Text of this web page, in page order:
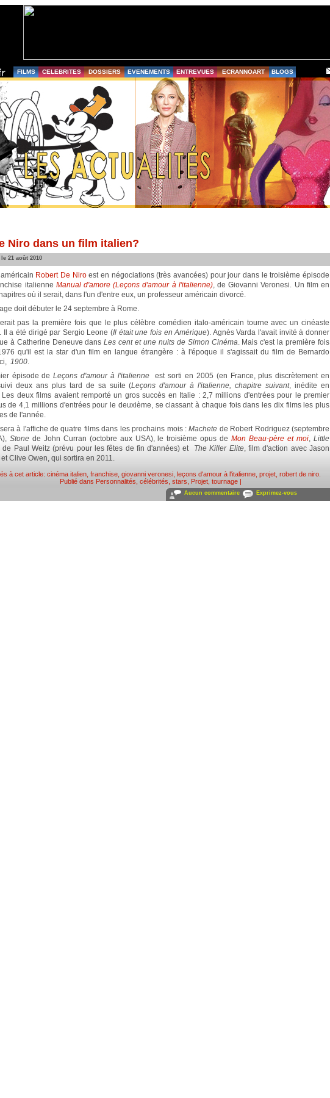
FILMS CELEBRITES DOSSIERS EVENEMENTS ENTREVUES ECRANNOART BLOGS
Niro dans un film italien?
21 août 2010
Robert De Niroest en négociations (très avancées) pour jour dans le troisième épisode
italienne Manual d'amore (Leçons d'amour à l'italienne), de Giovanni Veronesi. Un film en
où il serait, dans l'un d'entre eux, un professeur américain divorcé.
doit débuter le 24 septembre à Rome.
pas la première fois que le plus célèbre comédien italo-américain tourne avec un cinéaste
Il a été dirigé par Sergio Leone (Il était une fois en Amérique). Agnès Varda l'avait invité à donner
à Catherine Deneuve dansLes cent et une nuits de Simon Cinéma. Mais c'est la première fois
qu'il est la star d'un film en langue étrangère : à l'époque il s'agissait du film de Bernardo
1900.
épisode deLeçons d'amour à l'italienneest sorti en 2005 (en France, plus discrètement en
deux ans plus tard de sa suite (Leçons d'amour à l'italienne, chapitre suivant, inédite en
Les deux films avaient remporté un gros succès en Italie : 2,7 millions d'entrées pour le premier
de 4,1 millions d'entrées pour le deuxième, se classant à chaque fois dans les dix films les plus
de l'année.
à l'affiche de quatre films dans les prochains mois :Machete de Robert Rodriguez (septembre
Stonede John Curran (octobre aux USA), le troisième opus deMon Beau-père et moi,Little
de Paul Weitz (prévu pour les fêtes de fin d'années) et The Killer Elite, film d'action avec Jason
Clive Owen, qui sortira en 2011.
à cet article: cinéma italien, franchise, giovanni veronesi, leçons d'amour à l'italienne, projet, robert de niro.
Publié dans Personnalités, célébrités, stars Projet, tournage |
Aucun commentaire Exprimez-vous